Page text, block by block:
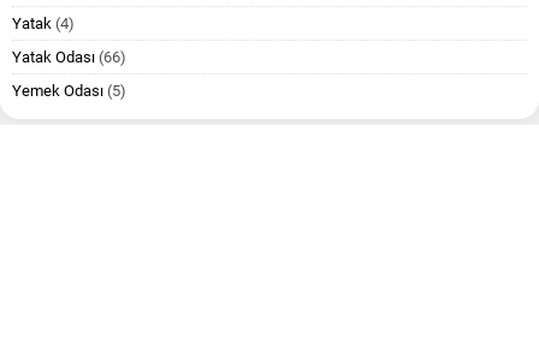
Yatak (4)
Yatak Odası (66)
Yemek Odası (5)